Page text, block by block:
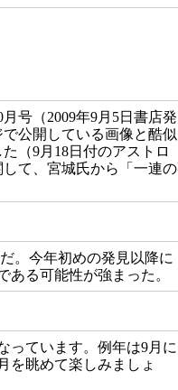
号（2009年9月5日書店発
公開している画像と酷似
（9月18日付のアストロ
て、宮城氏から「一連の
。今年初めの発見以降に
る可能性が強まった。
っています。例年は9月に
を眺めて楽しみましょ